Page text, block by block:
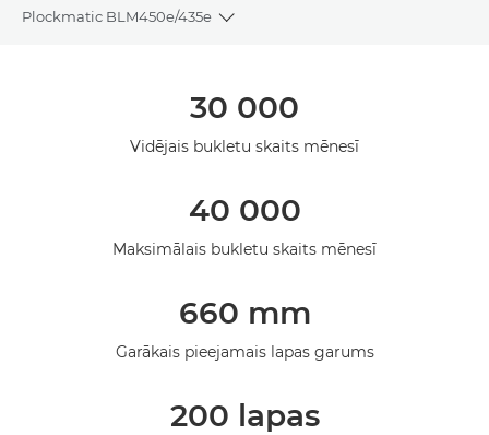
Plockmatic BLM450e/435e
Toggle breadcrumbs
30 000
Vidējais bukletu skaits mēnesī
40 000
Maksimālais bukletu skaits mēnesī
660 mm
Garākais pieejamais lapas garums
200 lapas